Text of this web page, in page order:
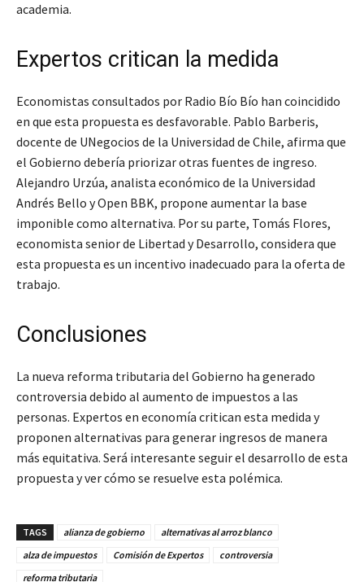
academia.
Expertos critican la medida
Economistas consultados por Radio Bío Bío han coincidido
en que esta propuesta es desfavorable. Pablo Barberis,
docente de UNegocios de la Universidad de Chile, afirma que
el Gobierno debería priorizar otras fuentes de ingreso.
Alejandro Urzúa, analista económico de la Universidad
Andrés Bello y Open BBK, propone aumentar la base
imponible como alternativa. Por su parte, Tomás Flores,
economista senior de Libertad y Desarrollo, considera que
esta propuesta es un incentivo inadecuado para la oferta de
trabajo.
Conclusiones
La nueva reforma tributaria del Gobierno ha generado
controversia debido al aumento de impuestos a las
personas. Expertos en economía critican esta medida y
proponen alternativas para generar ingresos de manera
más equitativa. Será interesante seguir el desarrollo de esta
propuesta y ver cómo se resuelve esta polémica.
TAGS alianza de gobierno
alternativas al arroz blanco
alza de impuestos
Comisión de Expertos
controversia
reforma tributaria